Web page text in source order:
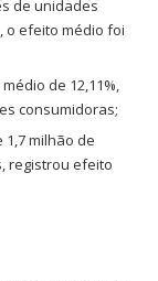
de unidades
o efeito médio foi
de 12,11%,
consumidoras;
milhão de
registrou efeito